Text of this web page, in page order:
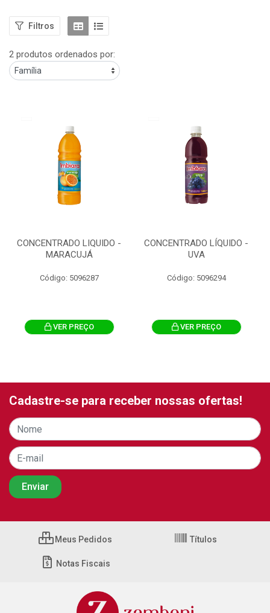
Filtros
2 produtos ordenados por:
CONCENTRADO LIQUIDO -
MARACUJÁ
Código: 5096287
VER PREÇO
CONCENTRADO LÍQUIDO -
UVA
Código: 5096294
VER PREÇO
Cadastre-se para receber nossas ofertas!
Meus Pedidos Títulos
Notas Fiscais